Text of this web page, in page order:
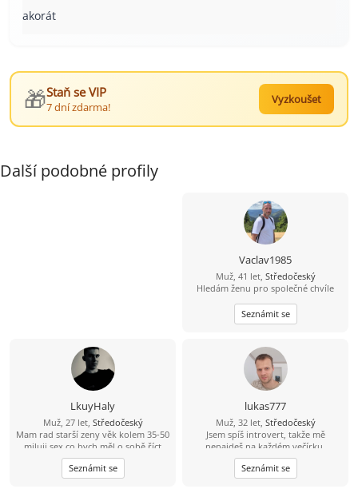
akorát
🎁Staň se VIP
7 dní zdarma!
Vyzkoušet
Další podobné profily
Vaclav1985
Muž, 41 let, Středočeský
Hledám ženu pro společné chvíle
Seznámit se
LkuyHaly
Muž, 27 let, Středočeský
Mam rad starší zeny věk kolem 35-50
miluji sex co bych měl o sobě říct
jsem mylný hodný stydlivý ze
začátku ale pokud to na mně
rozbalíš a ukážeš mi poradny sex
Seznámit se
lukas777
Muž, 32 let, Středočeský
Jsem spíš introvert, takže mě
nenajdeš na každém večírku.
Mnohem raději si užiju pohodový
večer, procházku nebo hezký výlet.
Hledám holku, se kterou nám bude
Seznámit se